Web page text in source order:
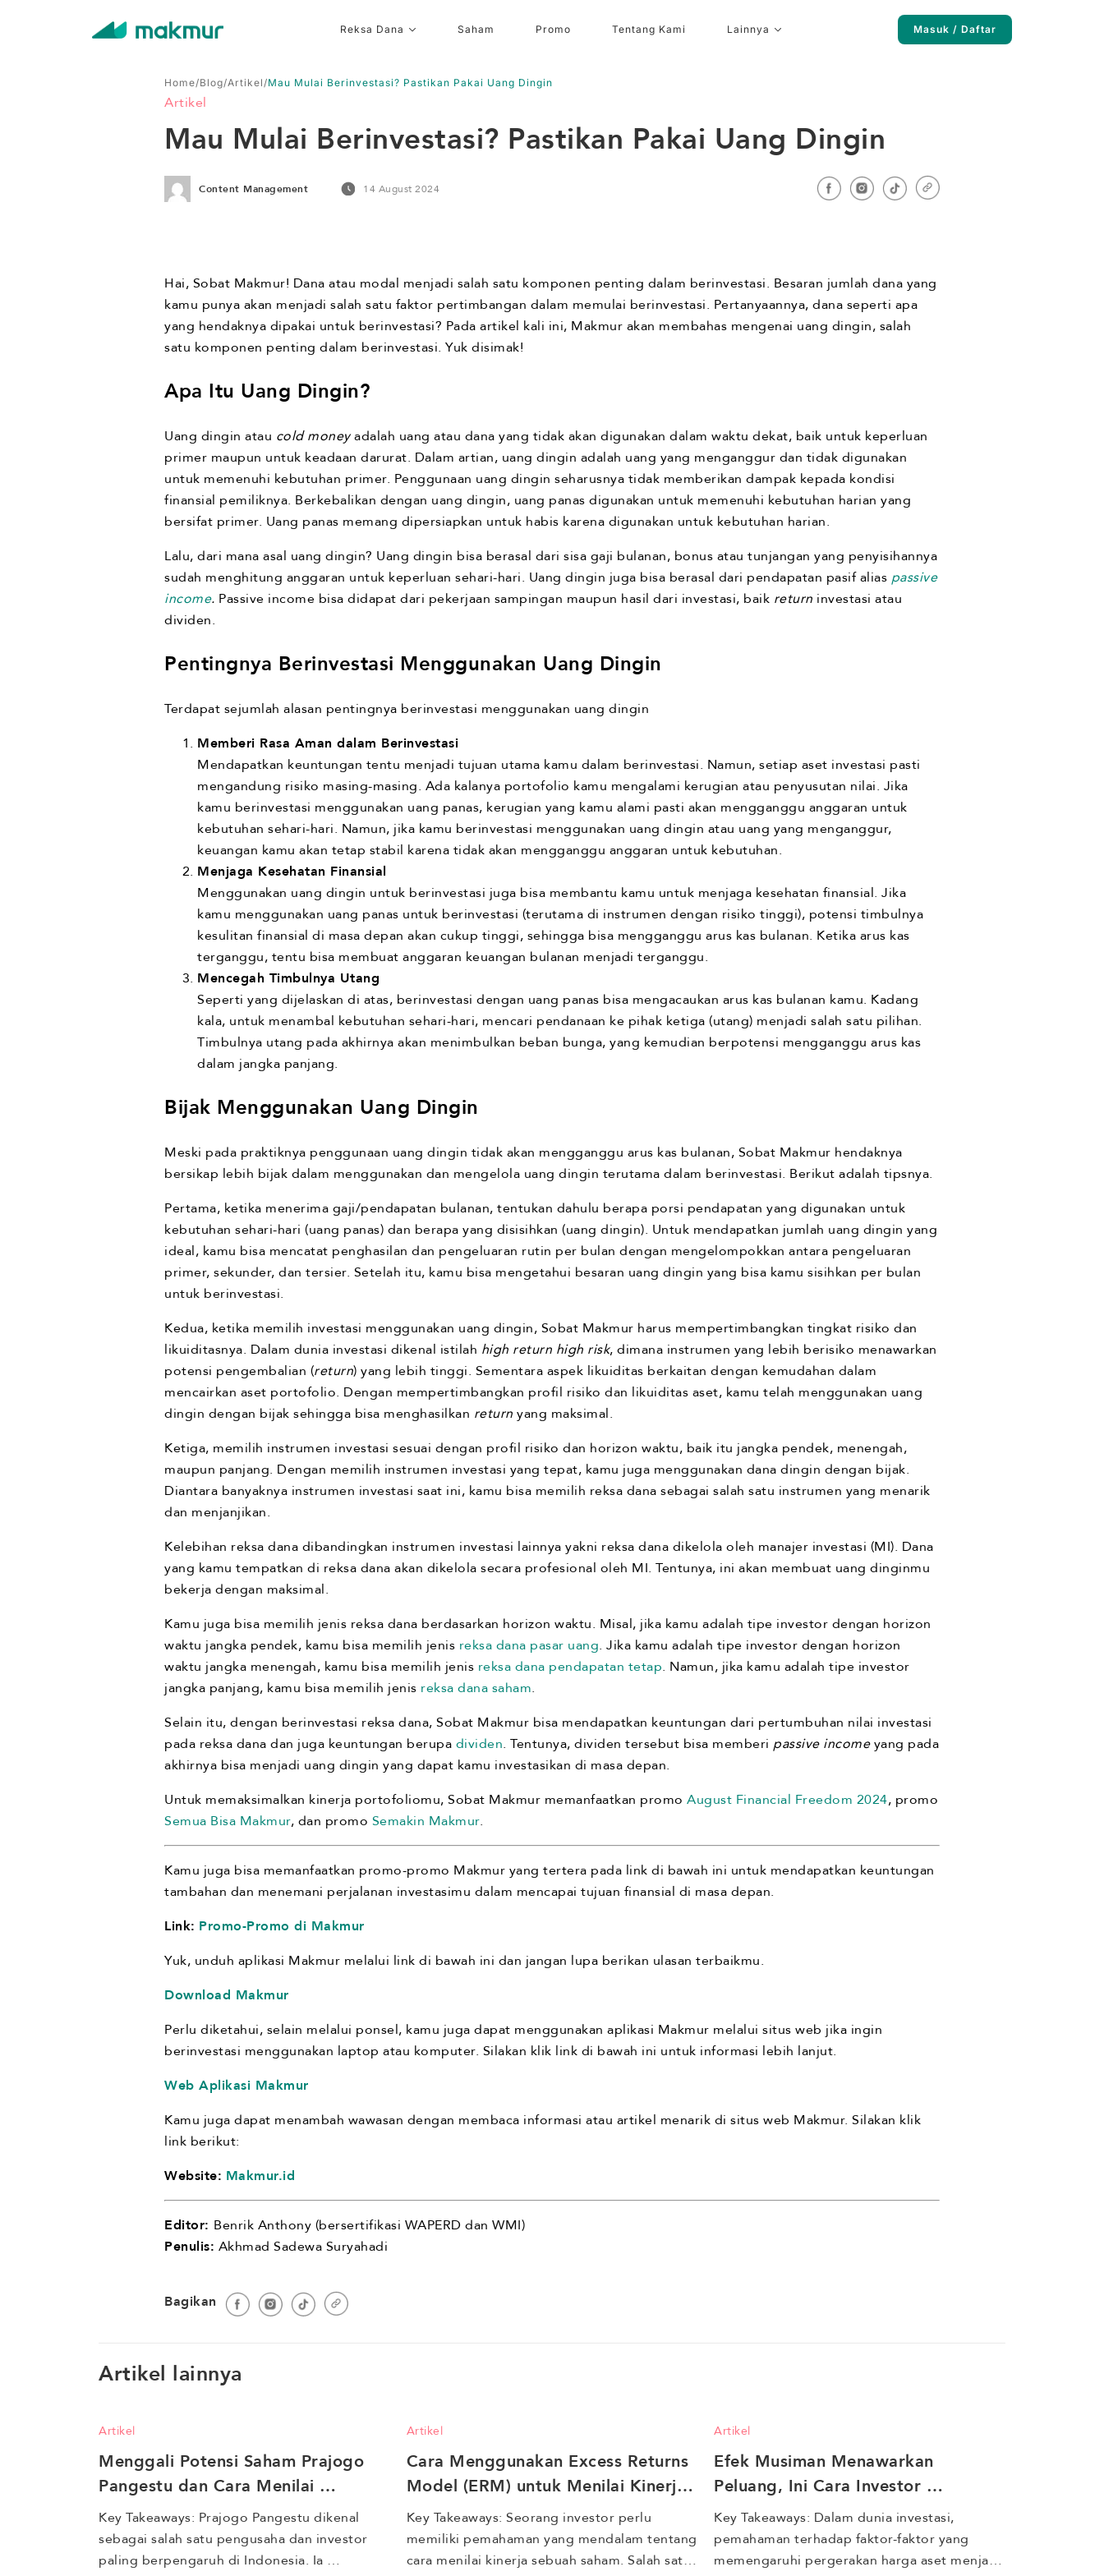
Reksa Dana Saham Promo Tentang Kami Lainnya Masuk / Daftar
Home/Blog/Artikel/Mau Mulai Berinvestasi? Pastikan Pakai Uang Dingin
Artikel
Mau Mulai Berinvestasi? Pastikan Pakai Uang Dingin
Content Management 14 August 2024
Hai, Sobat Makmur! Dana atau modal menjadi salah satu komponen penting dalam berinvestasi. Besaran jumlah dana yang
kamu punya akan menjadi salah satu faktor pertimbangan dalam memulai berinvestasi. Pertanyaannya, dana seperti apa
yang hendaknya dipakai untuk berinvestasi? Pada artikel kali ini, Makmur akan membahas mengenai uang dingin, salah
satu komponen penting dalam berinvestasi. Yuk disimak!
Apa Itu Uang Dingin?
Uang dingin atau cold moneyadalah uang atau dana yang tidak akan digunakan dalam waktu dekat, baik untuk keperluan
primer maupun untuk keadaan darurat. Dalam artian, uang dingin adalah uang yang menganggur dan tidak digunakan
untuk memenuhi kebutuhan primer. Penggunaan uang dingin seharusnya tidak memberikan dampak kepada kondisi
finansial pemiliknya. Berkebalikan dengan uang dingin, uang panas digunakan untuk memenuhi kebutuhan harian yang
bersifat primer. Uang panas memang dipersiapkan untuk habis karena digunakan untuk kebutuhan harian.
Lalu, dari mana asal uang dingin? Uang dingin bisa berasal dari sisa gaji bulanan, bonus atau tunjangan yang penyisihannya
sudah menghitung anggaran untuk keperluan sehari-hari. Uang dingin juga bisa berasal dari pendapatan pasif alias passive
income. Passive income bisa didapat dari pekerjaan sampingan maupun hasil dari investasi, baik return investasi atau
dividen.
Pentingnya Berinvestasi Menggunakan Uang Dingin
Terdapat sejumlah alasan pentingnya berinvestasi menggunakan uang dingin
Memberi Rasa Aman dalam Berinvestasi
Mendapatkan keuntungan tentu menjadi tujuan utama kamu dalam berinvestasi. Namun, setiap aset investasi pasti
mengandung risiko masing-masing. Ada kalanya portofolio kamu mengalami kerugian atau penyusutan nilai. Jika
kamu berinvestasi menggunakan uang panas, kerugian yang kamu alami pasti akan mengganggu anggaran untuk
kebutuhan sehari-hari. Namun, jika kamu berinvestasi menggunakan uang dingin atau uang yang menganggur,
keuangan kamu akan tetap stabil karena tidak akan mengganggu anggaran untuk kebutuhan.
Menjaga Kesehatan Finansial
Menggunakan uang dingin untuk berinvestasi juga bisa membantu kamu untuk menjaga kesehatan finansial. Jika
kamu menggunakan uang panas untuk berinvestasi (terutama di instrumen dengan risiko tinggi), potensi timbulnya
kesulitan finansial di masa depan akan cukup tinggi, sehingga bisa mengganggu arus kas bulanan. Ketika arus kas
terganggu, tentu bisa membuat anggaran keuangan bulanan menjadi terganggu.
Mencegah Timbulnya Utang
Seperti yang dijelaskan di atas, berinvestasi dengan uang panas bisa mengacaukan arus kas bulanan kamu. Kadang
kala, untuk menambal kebutuhan sehari-hari, mencari pendanaan ke pihak ketiga (utang) menjadi salah satu pilihan.
Timbulnya utang pada akhirnya akan menimbulkan beban bunga, yang kemudian berpotensi mengganggu arus kas
dalam jangka panjang.
Bijak Menggunakan Uang Dingin
Meski pada praktiknya penggunaan uang dingin tidak akan mengganggu arus kas bulanan, Sobat Makmur hendaknya
bersikap lebih bijak dalam menggunakan dan mengelola uang dingin terutama dalam berinvestasi. Berikut adalah tipsnya.
Pertama, ketika menerima gaji/pendapatan bulanan, tentukan dahulu berapa porsi pendapatan yang digunakan untuk
kebutuhan sehari-hari (uang panas) dan berapa yang disisihkan (uang dingin). Untuk mendapatkan jumlah uang dingin yang
ideal, kamu bisa mencatat penghasilan dan pengeluaran rutin per bulan dengan mengelompokkan antara pengeluaran
primer, sekunder, dan tersier. Setelah itu, kamu bisa mengetahui besaran uang dingin yang bisa kamu sisihkan per bulan
untuk berinvestasi.
Kedua, ketika memilih investasi menggunakan uang dingin, Sobat Makmur harus mempertimbangkan tingkat risiko dan
likuiditasnya. Dalam dunia investasi dikenal istilah high return high risk, dimana instrumen yang lebih berisiko menawarkan
potensi pengembalian (return) yang lebih tinggi. Sementara aspek likuiditas berkaitan dengan kemudahan dalam
mencairkan aset portofolio. Dengan mempertimbangkan profil risiko dan likuiditas aset, kamu telah menggunakan uang
dingin dengan bijak sehingga bisa menghasilkan return yang maksimal.
Ketiga, memilih instrumen investasi sesuai dengan profil risiko dan horizon waktu, baik itu jangka pendek, menengah,
maupun panjang. Dengan memilih instrumen investasi yang tepat, kamu juga menggunakan dana dingin dengan bijak.
Diantara banyaknya instrumen investasi saat ini, kamu bisa memilih reksa dana sebagai salah satu instrumen yang menarik
dan menjanjikan.
Kelebihan reksa dana dibandingkan instrumen investasi lainnya yakni reksa dana dikelola oleh manajer investasi (MI). Dana
yang kamu tempatkan di reksa dana akan dikelola secara profesional oleh MI. Tentunya, ini akan membuat uang dinginmu
bekerja dengan maksimal.
Kamu juga bisa memilih jenis reksa dana berdasarkan horizon waktu. Misal, jika kamu adalah tipe investor dengan horizon
waktu jangka pendek, kamu bisa memilih jenis reksa dana pasar uang. Jika kamu adalah tipe investor dengan horizon
waktu jangka menengah, kamu bisa memilih jenis reksa dana pendapatan tetap. Namun, jika kamu adalah tipe investor
jangka panjang, kamu bisa memilih jenis reksa dana saham.
Selain itu, dengan berinvestasi reksa dana, Sobat Makmur bisa mendapatkan keuntungan dari pertumbuhan nilai investasi
pada reksa dana dan juga keuntungan berupa dividen. Tentunya, dividen tersebut bisa memberi passive incomeyang pada
akhirnya bisa menjadi uang dingin yang dapat kamu investasikan di masa depan.
Untuk memaksimalkan kinerja portofoliomu, Sobat Makmur memanfaatkan promo August Financial Freedom 2024, promo
Semua Bisa Makmur, dan promo Semakin Makmur.
Kamu juga bisa memanfaatkan promo-promo Makmur yang tertera pada link di bawah ini untuk mendapatkan keuntungan
tambahan dan menemani perjalanan investasimu dalam mencapai tujuan finansial di masa depan.
Link: Promo-Promo di Makmur
Yuk, unduh aplikasi Makmur melalui link di bawah ini dan jangan lupa berikan ulasan terbaikmu.
Download Makmur
Perlu diketahui, selain melalui ponsel, kamu juga dapat menggunakan aplikasi Makmur melalui situs web jika ingin
berinvestasi menggunakan laptop atau komputer. Silakan klik link di bawah ini untuk informasi lebih lanjut.
Web Aplikasi Makmur
Kamu juga dapat menambah wawasan dengan membaca informasi atau artikel menarik di situs web Makmur. Silakan klik
link berikut:
Website: Makmur.id
Editor: Benrik Anthony (bersertifikasi WAPERD dan WMI)
Penulis: Akhmad Sadewa Suryahadi
Bagikan
Artikel lainnya
Artikel
Menggali Potensi Saham Prajogo
Pangestu dan Cara Menilai
Risikonya
Key Takeaways: Prajogo Pangestu dikenal
sebagai salah satu pengusaha dan investor
paling berpengaruh di Indonesia. Ia
Artikel
Cara Menggunakan Excess Returns
Model (ERM) untuk Menilai Kinerja
Saham
Key Takeaways: Seorang investor perlu
memiliki pemahaman yang mendalam tentang
cara menilai kinerja sebuah saham. Salah satu
Artikel
Efek Musiman Menawarkan
Peluang, Ini Cara Investor
Mengoptimalkan Timing Investasi
Key Takeaways: Dalam dunia investasi,
pemahaman terhadap faktor-faktor yang
memengaruhi pergerakan harga aset menjadi